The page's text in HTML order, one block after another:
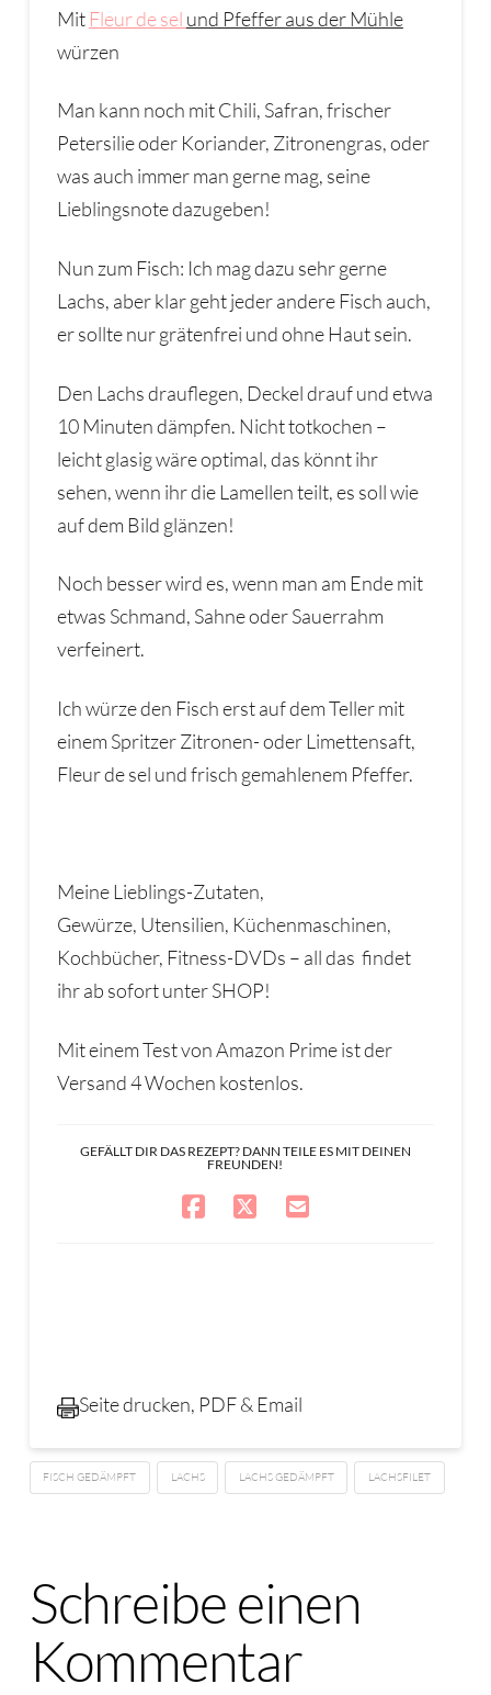
Mit Fleur de sel und Pfeffer aus der Mühle
würzen
Man kann noch mit Chili, Safran, frischer
Petersilie oder Koriander, Zitronengras, oder
was auch immer man gerne mag, seine
Lieblingsnote dazugeben!
Nun zum Fisch: Ich mag dazu sehr gerne
Lachs, aber klar geht jeder andere Fisch auch,
er sollte nur grätenfrei und ohne Haut sein.
Den Lachs drauflegen, Deckel drauf und etwa
10 Minuten dämpfen. Nicht totkochen –
leicht glasig wäre optimal, das könnt ihr
sehen, wenn ihr die Lamellen teilt, es soll wie
auf dem Bild glänzen!
Noch besser wird es, wenn man am Ende mit
etwas Schmand, Sahne oder Sauerrahm
verfeinert.
Ich würze den Fisch erst auf dem Teller mit
einem Spritzer Zitronen- oder Limettensaft,
Fleur de sel und frisch gemahlenem Pfeffer.
Meine Lieblings-Zutaten,
Gewürze, Utensilien, Küchenmaschinen,
Kochbücher, Fitness-DVDs – all das findet
ihr ab sofort unter SHOP!
Mit einem Test von Amazon Prime ist der
Versand 4 Wochen kostenlos.
GEFÄLLT DIR DAS REZEPT? DANN TEILE ES MIT DEINEN
FREUNDEN!
Seite drucken, PDF & Email
FISCH GEDÄMPFT LACHS LACHS GEDÄMPFT LACHSFILET
Schreibe einen
Kommentar